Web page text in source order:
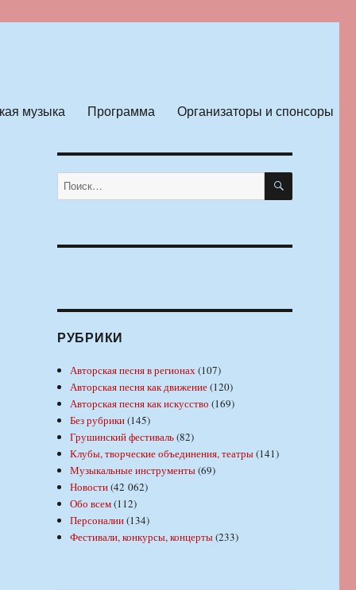
музыка Программа Организаторы и спонсоры
Искать: ПОИСК
РУБРИКИ
Авторская песня в регионах(107)
Авторская песня как движение(120)
Авторская песня как искусство (169)
Без рубрики(145)
Грушинский фестиваль(82)
Клубы, творческие объединения, театры(141)
Музыкальные инструменты(69)
Новости(42 062)
Обо всем(112)
Персоналии(134)
Фестивали, конкурсы, концерты(233)